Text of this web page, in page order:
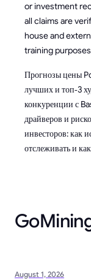
or investment
all claims are
house and
training
Прогнозы цены
лучших и топ‑3
конкуренции с
драйверов и
инвесторов: как
отслеживать и
August 1, 2026